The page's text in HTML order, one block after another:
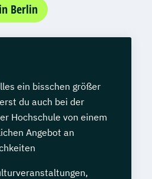
Berlin
ein bisschen größer
du auch bei der
Hochschule von einem
Angebot an